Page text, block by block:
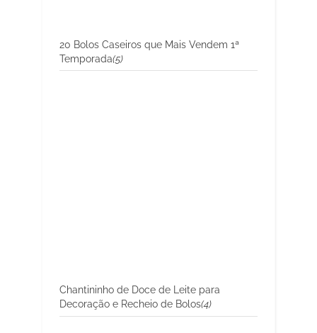
20 Bolos Caseiros que Mais Vendem 1ª
Temporada(5)
Chantininho de Doce de Leite para
Decoração e Recheio de Bolos(4)